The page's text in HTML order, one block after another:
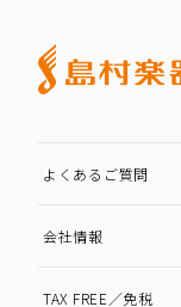
よくあるご質問
会社情報
TAX FREE／免税